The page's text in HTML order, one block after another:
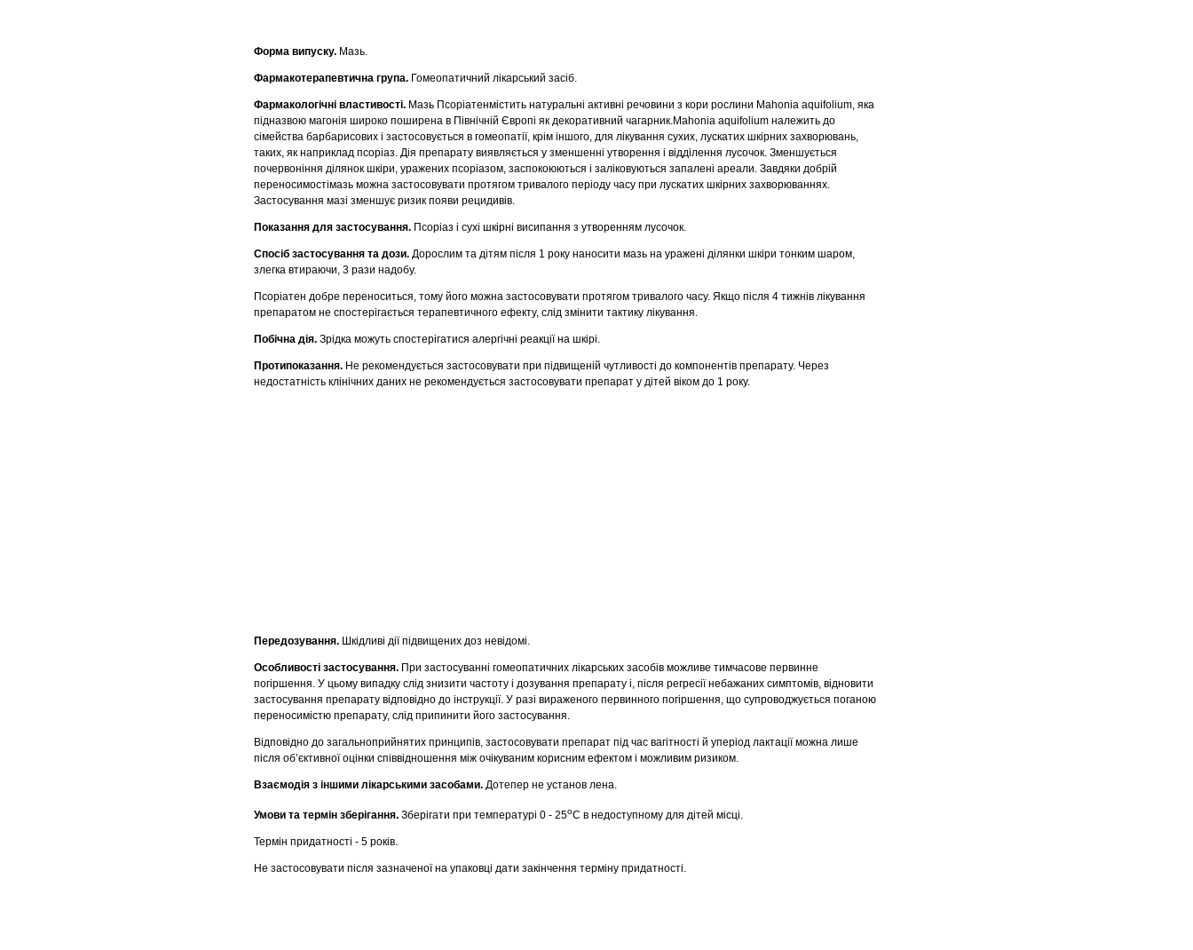
Форма випуску. Мазь.
Фармакотерапевтична група. Гомеопатичний лікарський засіб.
Фармакологічні властивості. Мазь Псоріатенмістить натуральні активні речовини з кори рослини Mahonia aquifolium, яка
підназвою магонія широко поширена в Північній Європі як декоративний чагарник.Mahonia aquifolium належить до
сімейства барбарисових і застосовується в гомеопатії, крім іншого, для лікування сухих, лускатих шкірних захворювань,
таких, як наприклад псоріаз. Дія препарату виявляється у зменшенні утворення і відділення лусочок. Зменшується
почервоніння ділянок шкіри, уражених псоріазом, заспокоюються і заліковуються запалені ареали. Завдяки добрій
переносимостімазь можна застосовувати протягом тривалого періоду часу при лускатих шкірних захворюваннях.
Застосування мазі зменшує ризик появи рецидивів.
Показання для застосування. Псоріаз і сухі шкірні висипання з утворенням лусочок.
Спосіб застосування та дози. Дорослим та дітям після 1 року наносити мазь на уражені ділянки шкіри тонким шаром,
злегка втираючи, 3 рази надобу.
Псоріатен добре переноситься, тому його можна застосовувати протягом тривалого часу. Якщо після 4 тижнів лікування
препаратом не спостерігається терапевтичного ефекту, слід змінити тактику лікування.
Побічна дія. Зрідка можуть спостерігатися алергічні реакції на шкірі.
Протипоказання. Не рекомендується застосовувати при підвищеній чутливості до компонентів препарату. Через
недостатність клінічних даних не рекомендується застосовувати препарат у дітей віком до 1 року.
Передозування. Шкідливі дії підвищених доз невідомі.
Особливості застосування. При застосуванні гомеопатичних лікарських засобів можливе тимчасове первинне
погіршення. У цьому випадку слід знизити частоту і дозування препарату і, після регресії небажаних симптомів, відновити
застосування препарату відповідно до інструкції. У разі вираженого первинного погіршення, що супроводжується поганою
переносимістю препарату, слід припинити його застосування.
Відповідно до загальноприйнятих принципів, застосовувати препарат під час вагітності й уперіод лактації можна лише
після об’єктивної оцінки співвідношення між очікуваним корисним ефектом і можливим ризиком.
Взаємодія з іншими лікарськими засобами. Дотепер не установ лена.
Умови та термін зберігання. Зберігати при температурі 0 - 25оС в недоступному для дітей місці.
Термін придатності - 5 років.
Не застосовувати після зазначеної на упаковці дати закінчення терміну придатності.